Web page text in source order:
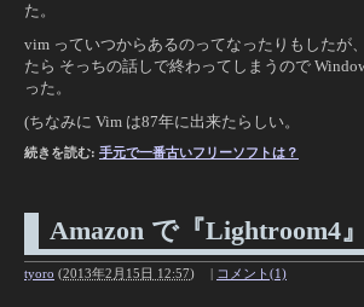
た。
vim っていつからあるのってなったりもしたが
たら そっちの話しで終わってしまうので
った。
(ちなみに Vim は87年に出来たらしい。
続きを読む: 手元で一番古いフリーソフトは？
Amazon で『Lightroom4
tyoro (2013年2月15日 12:57) コメント(1)